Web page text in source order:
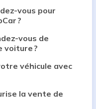
vous pour
?
vous de
voiture ?
véhicule avec
la vente de